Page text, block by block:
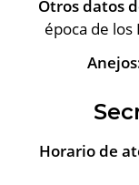
Otros datos
época de los
Horario de